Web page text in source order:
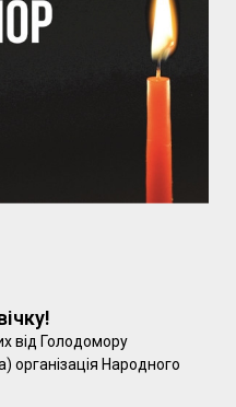
від Голодомору
організація Народного